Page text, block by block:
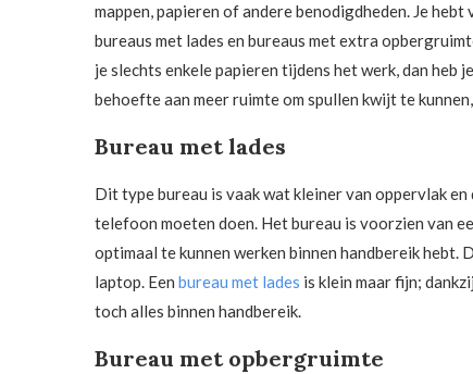
mappen, papieren of andere benodigdheden. Je
bureaus met lades en bureaus met extra
je slechts enkele papieren tijdens het werk, dan heb
behoefte aan meer ruimte om spullen kwijt te
Bureau met lades
Dit type bureau is vaak wat kleiner van oppervlak
telefoon moeten doen. Het bureau is voorzien van
optimaal te kunnen werken binnen handbereik hebt.
laptop. Een bureau met lades is klein maar fijn;
toch alles binnen handbereik.
Bureau met opbergruimte